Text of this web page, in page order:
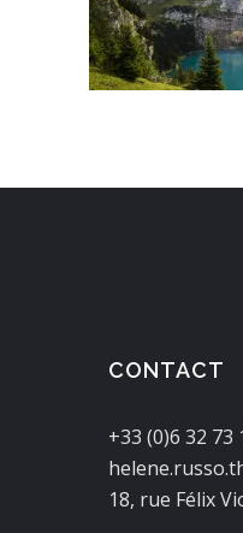
CONTACT
+33 (0)6 32 73
18, rue Félix